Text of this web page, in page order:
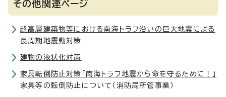
その他関連ページ
超高層建築物等における南海トラフ沿いの巨大地震による
長周期地震動対策
建物の液状化対策
家具転倒防止対策「南海トラフ地震から命を守るために！」
家具等の転倒防止について（消防局所管事業）